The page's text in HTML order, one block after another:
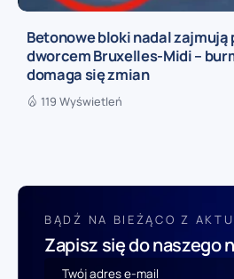
Betonowe bloki nadal zajmują
dworcem Bruxelles-Midi –
domaga się zmian
119 Wyświetleń
BĄDŹ NA BIEŻĄCO Z
Zapisz się do naszego